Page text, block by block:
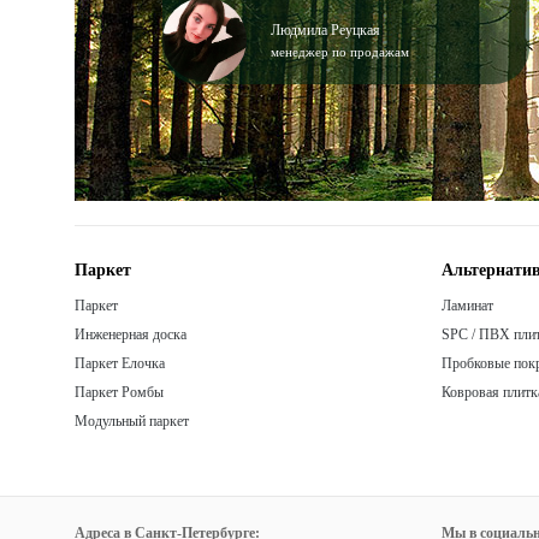
Людмила Реуцкая
менеджер по продажам
Паркет
Паркет
Инженерная доска
Паркет Елочка
Паркет Ромбы
Модульный паркет
Ламинат
SPC / ПВХ
Пробковые
Ковровая
Адреса в Санкт-Петербурге: Мы в